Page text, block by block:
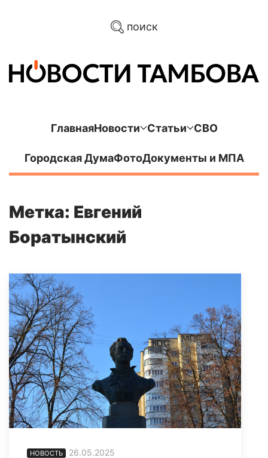
поиск
ГлавнаяНовости Статьи СВО
Городская ДумаФотоДокументы и МПА
Метка: Евгений
Боратынский
НОВОСТЬ 26.05.2025